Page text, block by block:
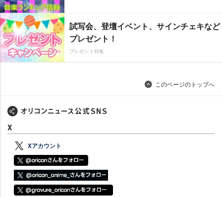
試写会、登壇イベント、サインチェキなど
プレゼント！
プレゼント特集
このページのトップへ
X
Xアカウント